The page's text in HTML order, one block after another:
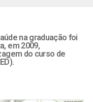
na graduação foi
em 2009,
do curso de